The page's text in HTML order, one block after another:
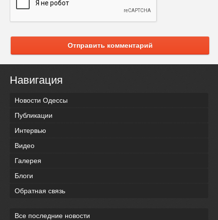
Отправить комментарий
Навигация
Новости Одессы
Публикации
Интервью
Видео
Галерея
Блоги
Обратная связь
Все последние новости